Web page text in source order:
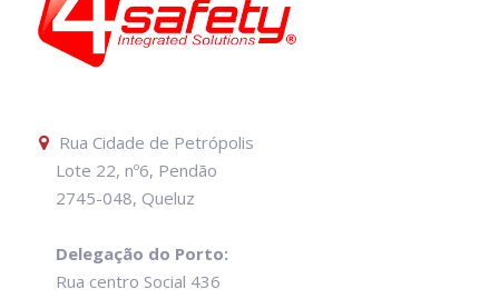
Rua Cidade de Petrópolis
Lote 22, nº6, Pendão
2745-048, Queluz
Delegação do Porto:
Rua centro Social 436